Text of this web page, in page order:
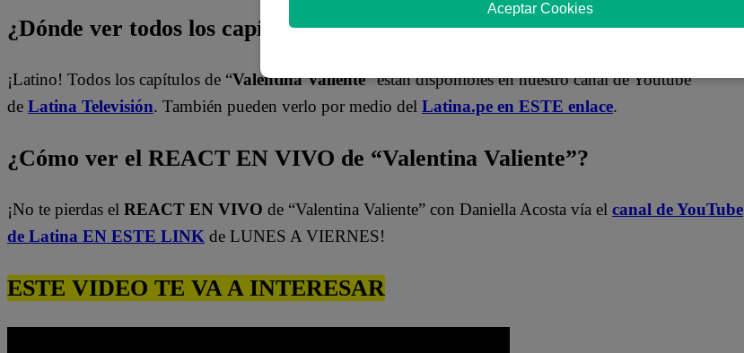
¿Dónde ver todos los capítulos de “Valentina Valiente”?
¡Latino! Todos los capítulos de “Valentina Valiente” están disponibles en nuestro canal de Youtube
de Latina Televisión. También pueden verlo por medio del Latina.pe en ESTE enlace.
¿Cómo ver el REACT EN VIVO de “Valentina Valiente”?
¡No te pierdas el REACT EN VIVO de “Valentina Valiente” con Daniella Acosta vía el canal de YouTube
de Latina EN ESTE LINK de LUNES A VIERNES!
ESTE VIDEO TE VA A INTERESAR
Aceptar Cookies